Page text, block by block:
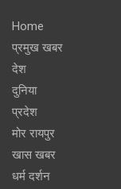
Home
प्रमुख खबर
देश
दुनिया
प्रदेश
मोर रायपुर
खास खबर
धर्म दर्शन